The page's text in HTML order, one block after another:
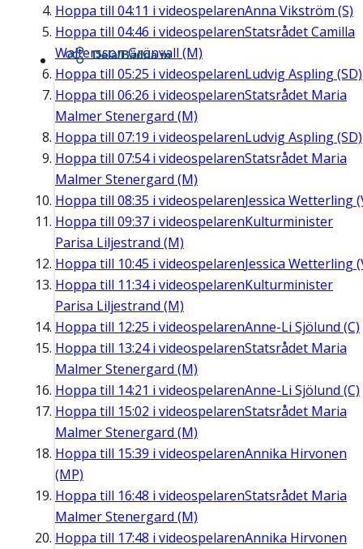
Hoppa till 04:11 i videospelarenAnna Vikström (S)
Hoppa till 04:46 i videospelarenStatsrådet Camilla
Waltersson Grönvall (M)
Hoppa till 05:25 i videospelarenLudvig Aspling (SD)
Hoppa till 06:26 i videospelarenStatsrådet Maria
Malmer Stenergard (M)
Hoppa till 07:19 i videospelarenLudvig Aspling (SD)
Hoppa till 07:54i videospelarenStatsrådet Maria
Malmer Stenergard (M)
Hoppa till 08:35 i videospelarenJessica Wetterling
Hoppa till 09:37 i videospelarenKulturminister
Parisa Liljestrand (M)
Hoppa till 10:45 i videospelarenJessica Wetterling
Hoppa till 11:34i videospelarenKulturminister
Parisa Liljestrand (M)
Hoppa till 12:25 i videospelarenAnne-Li Sjölund (C)
Hoppa till 13:24i videospelarenStatsrådet Maria
Malmer Stenergard (M)
Hoppa till 14:21 i videospelarenAnne-Li Sjölund (C)
Hoppa till 15:02 i videospelarenStatsrådet Maria
Malmer Stenergard (M)
Hoppa till 15:39 i videospelarenAnnika Hirvonen
(MP)
Hoppa till 16:48 i videospelarenStatsrådet Maria
Malmer Stenergard (M)
Hoppa till 17:48 i videospelarenAnnika Hirvonen
Dela/Bädda in